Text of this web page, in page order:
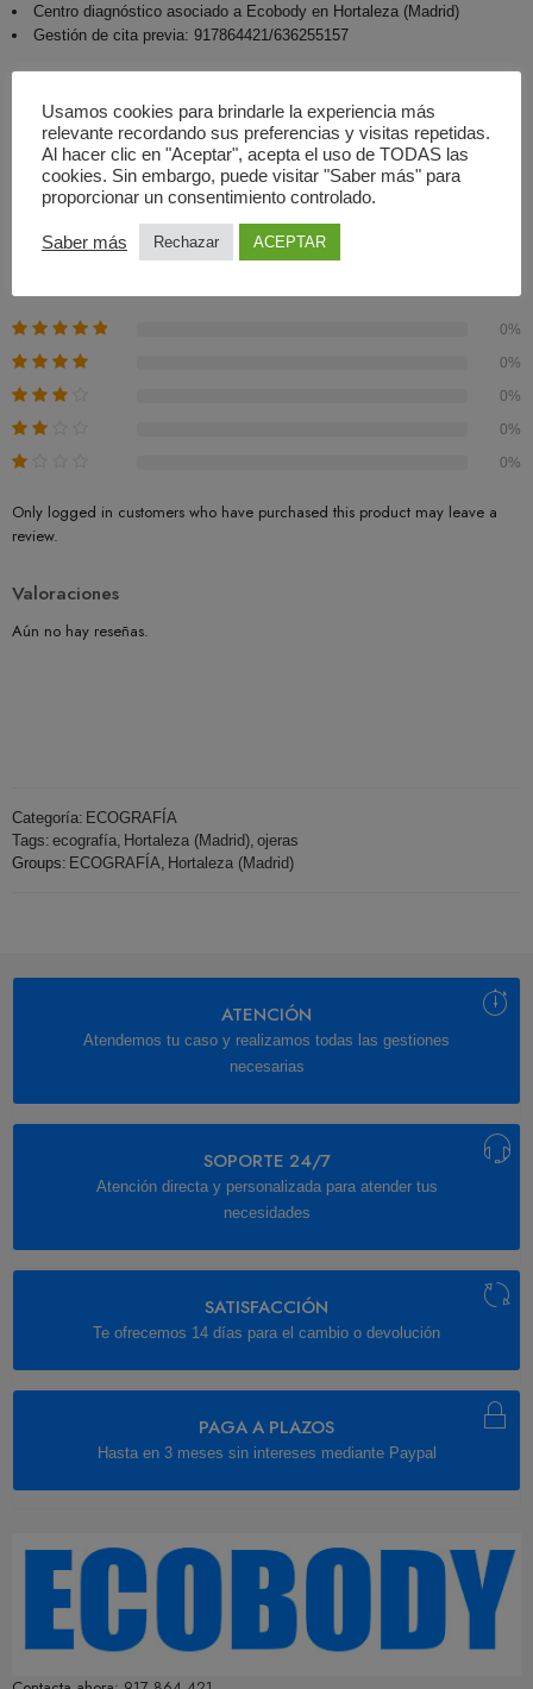
Centro diagnóstico asociado a Ecobody en Hortaleza (Madrid)
Gestión de cita previa: 917864421/636255157
Valoraciones (0)
Basado En 0 Valoraciones
0%
0%
0%
0%
0%
Only logged in customers who have purchased this product may leave a
review.
Valoraciones
Aún no hay reseñas.
Categoría: ECOGRAFÍA
Tags: ecografía Hortaleza (Madrid) ojeras
Groups: ECOGRAFÍA Hortaleza (Madrid)
ATENCIÓN
Atendemos tu caso y realizamos todas las gestiones
necesarias
SOPORTE 24/7
Atención directa y personalizada para atender tus
necesidades
SATISFACCIÓN
Te ofrecemos 14 días para el cambio o devolución
PAGA A PLAZOS
Hasta en 3 meses sin intereses mediante Paypal
Usamos cookies para brindarle la experiencia más
relevante recordando sus preferencias y visitas repetidas.
Al hacer clic en "Aceptar", acepta el uso de TODAS las
cookies. Sin embargo, puede visitar "Saber más" para
proporcionar un consentimiento controlado.
Saber más Rechazar ACEPTAR